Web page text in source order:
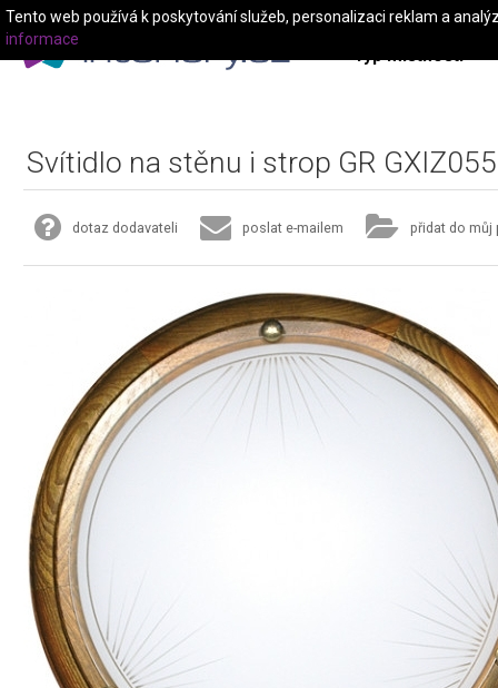
Typ místnosti
Svítidlo na stěnu i strop GR GXIZ055
dotaz dodavateli poslat e-mailem přidat do můj
Tento web používá k poskytování služeb, personalizaci reklam a
informace